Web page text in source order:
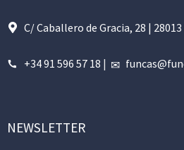
C/ Caballero de Gracia, 28 |
+34 91 596 57 18 |
NEWSLETTER